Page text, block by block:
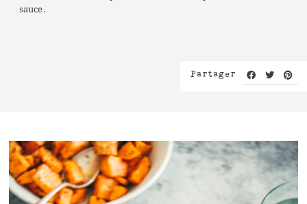
sauce.
Partager